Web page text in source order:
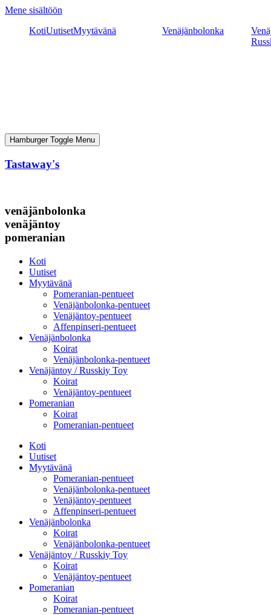
Mene sisältöön
KotiUutisetMyytävänä Venäjänbolonka
Hamburger Toggle Menu
Tastaway's
venäjänbolonka
venäjäntoy
pomeranian
Koti
Uutiset
Myytävänä
Pomeranian-pentueet
Venäjänbolonka-pentueet
Venäjäntoy-pentueet
Affenpinseri-pentueet
Venäjänbolonka
Koirat
Venäjänbolonka-pentueet
Venäjäntoy / Russkiy Toy
Koirat
Venäjäntoy-pentueet
Pomeranian
Koirat
Pomeranian-pentueet
Koti
Uutiset
Myytävänä
Pomeranian-pentueet
Venäjänbolonka-pentueet
Venäjäntoy-pentueet
Affenpinseri-pentueet
Venäjänbolonka
Koirat
Venäjänbolonka-pentueet
Venäjäntoy / Russkiy Toy
Koirat
Venäjäntoy-pentueet
Pomeranian
Koirat
Pomeranian-pentueet